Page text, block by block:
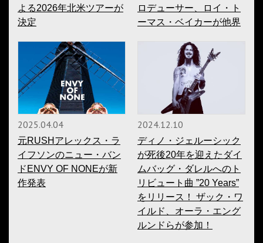
よる2026年北米ツアーが
決定
ロデューサー、ロイ・ト
ーマス・ベイカーが他界
2025.04.04
元RUSHアレックス・ラ
イフソンのニュー・バン
ドENVY OF NONEが新
作発表
2024.12.10
ディノ・ジェルーシック
が死後20年を迎えたダイ
ムバッグ・ダレルへのト
リビュート曲 ”20 Years”
をリリース！ ザック・ワ
イルド、オーラ・エング
ルンドらが参加！